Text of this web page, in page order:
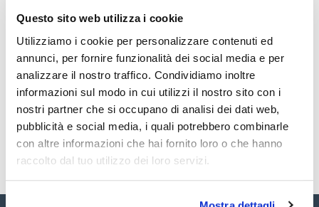
Questo sito web utilizza i cookie
Utilizziamo i cookie per personalizzare contenuti ed
annunci, per fornire funzionalità dei social media e per
analizzare il nostro traffico. Condividiamo inoltre
informazioni sul modo in cui utilizzi il nostro sito con i
nostri partner che si occupano di analisi dei dati web,
pubblicità e social media, i quali potrebbero combinarle
con altre informazioni che hai fornito loro o che hanno
raccolto dal tuo utilizzo dei loro servizi.
Codice
SB31100-1M
Confezionamento
x1ml
Prezzo
Acquista
Controlla le
scorte